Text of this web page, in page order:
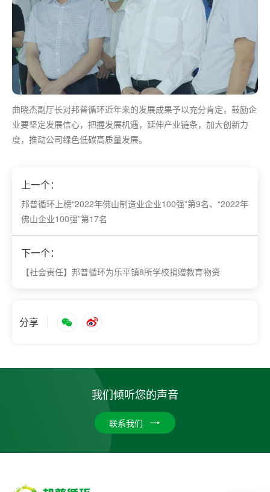
曲晓杰副厅长对邦普循环近年来的发展成果予以充分肯定，鼓励企
业要坚定发展信心，把握发展机遇，延伸产业链条，加大创新力
度，推动公司绿色低碳高质量发展。
上一个：
邦普循环上榜“2022年佛山制造业企业100强”第9名、“2022年
佛山企业100强”第17名
下一个：
【社会责任】邦普循环为乐平镇8所学校捐赠教育物资
分享
我们倾听您的声音
联系我们